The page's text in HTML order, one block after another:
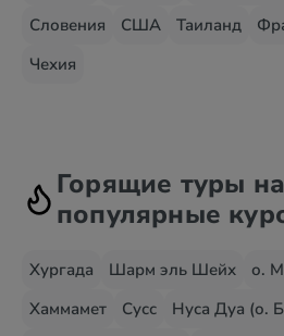
Словения
США Таиланд
Чехия
Горящие туры
популярные
Хургада Шарм эль Шейх о.
Хаммамет
Сусс
Нуса Дуа (о.